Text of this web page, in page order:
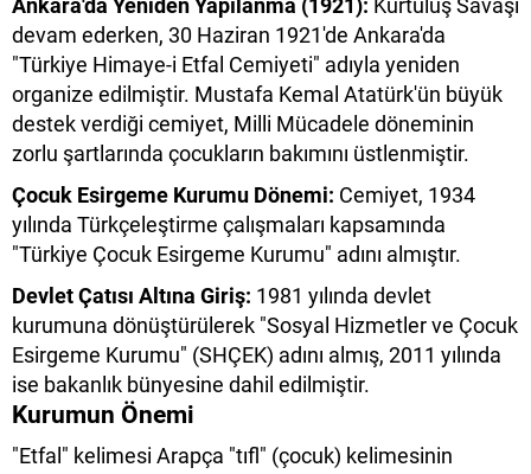
Ankara'da Yeniden Yapılanma (1921): Kurtuluş Savaşı
devam ederken, 30 Haziran 1921'de Ankara'da
"Türkiye Himaye-i Etfal Cemiyeti" adıyla yeniden
organize edilmiştir. Mustafa Kemal Atatürk'ün büyük
destek verdiği cemiyet, Milli Mücadele döneminin
zorlu şartlarında çocukların bakımını üstlenmiştir.
Çocuk Esirgeme Kurumu Dönemi: Cemiyet, 1934
yılında Türkçeleştirme çalışmaları kapsamında
"Türkiye Çocuk Esirgeme Kurumu" adını almıştır.
Devlet Çatısı Altına Giriş: 1981 yılında devlet
kurumuna dönüştürülerek "Sosyal Hizmetler ve Çocuk
Esirgeme Kurumu" (SHÇEK) adını almış, 2011 yılında
ise bakanlık bünyesine dahil edilmiştir.
Kurumun Önemi
"Etfal" kelimesi Arapça "tıfl" (çocuk) kelimesinin